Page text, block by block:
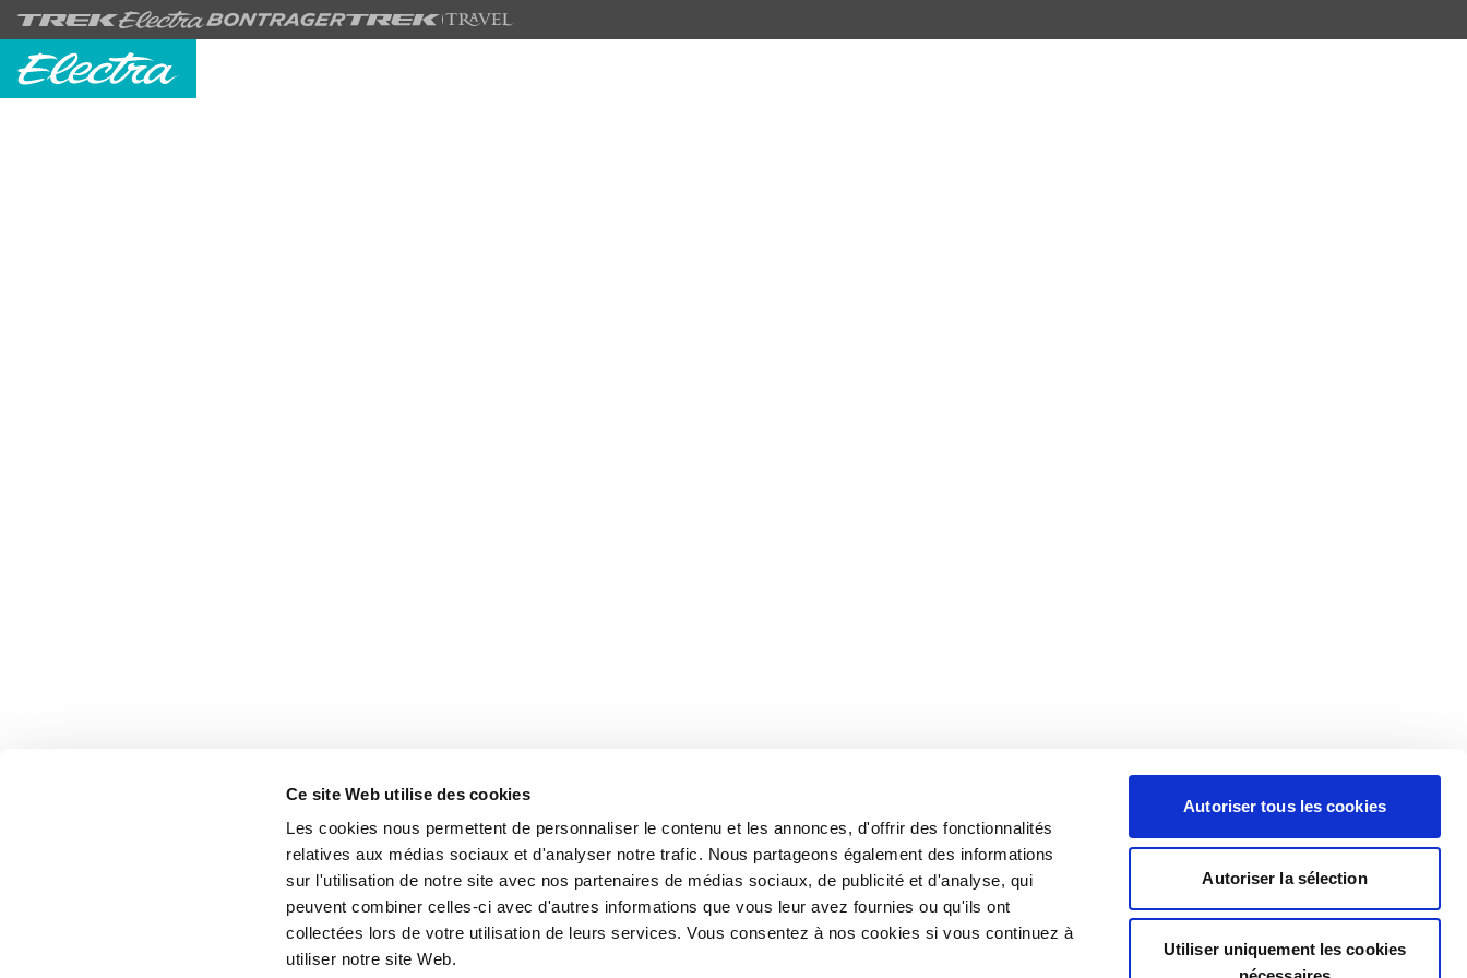
Ce site Web utilise des cookies
Les cookies nous permettent de personnaliser le contenu et les annonces, d'offrir des fonctionnalités
relatives aux médias sociaux et d'analyser notre trafic. Nous partageons également des informations
sur l'utilisation de notre site avec nos partenaires de médias sociaux, de publicité et d'analyse, qui
peuvent combiner celles-ci avec d'autres informations que vous leur avez fournies ou qu'ils ont
collectées lors de votre utilisation de leurs services. Vous consentez à nos cookies si vous continuez à
utiliser notre site Web.
Autoriser tous les cookies
Autoriser la sélection
Utiliser uniquement les cookies